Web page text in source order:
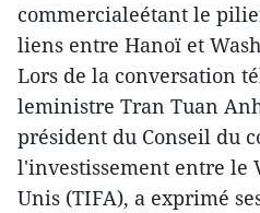
commercialeétant le
liens entre Hanoï et
Lors de la conversation
leministre Tran Tuan
président du Conseil du
l'investissement entre le
Unis (TIFA), a exprimé